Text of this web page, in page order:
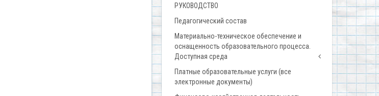
РУКОВОДСТВО
Педагогический состав
Материально-техническое обеспечение и
оснащенность образовательного процесса.
Доступная среда
Платные образовательные услуги (все
электронные документы)